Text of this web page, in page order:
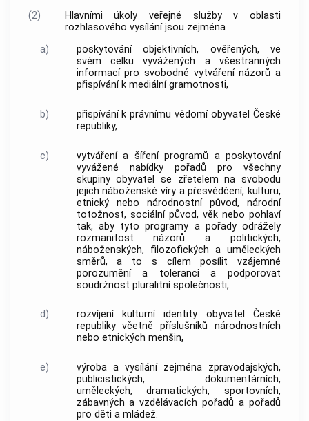
(2)
Hlavními úkoly veřejné služby v oblasti
rozhlasového vysílání jsou zejména
a)
poskytování objektivních, ověřených, ve
svém celku vyvážených a všestranných
informací pro svobodné vytváření názorů a
přispívání k mediální gramotnosti,
b)
přispívání k právnímu vědomí obyvatel České
republiky,
c)
vytváření a šíření programů a poskytování
vyvážené nabídky pořadů pro všechny
skupiny obyvatel se zřetelem na svobodu
jejich náboženské víry a přesvědčení, kulturu,
etnický nebo národnostní původ, národní
totožnost, sociální původ, věk nebo pohlaví
tak, aby tyto programy a pořady odrážely
rozmanitost názorů a politických,
náboženských, filozofických a uměleckých
směrů, a to s cílem posílit vzájemné
porozumění a toleranci a podporovat
soudržnost pluralitní společnosti,
d)
rozvíjení kulturní identity obyvatel České
republiky včetně příslušníků národnostních
nebo etnických menšin,
e)
výroba a vysílání zejména zpravodajských,
publicistických, dokumentárních,
uměleckých, dramatických, sportovních,
zábavných a vzdělávacích pořadů a pořadů
pro děti a mládež.